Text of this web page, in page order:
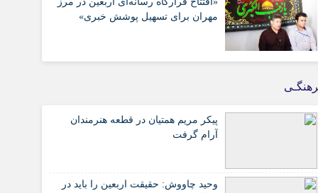
مهران برای تسهیل پوشش خبری»
پیکر مریم همتیان در قطعه هنرمندان
آرام گرفت
وحید چاووش: حقیقت اربعین را باید در